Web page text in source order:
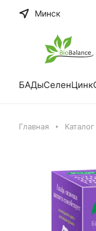
Минск
БАДыСеленЦинк
Главная Каталог